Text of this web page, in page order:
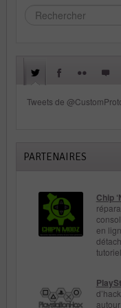
Tweets de
PARTENAIRES
Chip
en